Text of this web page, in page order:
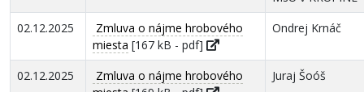
02.12.2025
Zmluva o nájme hrobového
miesta [167 kB - pdf]
Ondrej Krnáč
02.12.2025
Zmluva o nájme hrobového
Juraj Šoóš